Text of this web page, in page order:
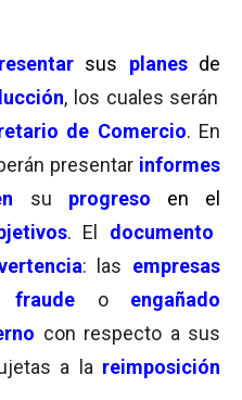
sus planes de
, los cuales serán
de Comercio. En
presentar informes
su progreso en el
. El documento
: las empresas
fraude o engañado
con respecto a sus
a la reimposición